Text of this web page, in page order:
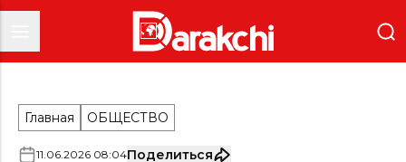
Главная ОБЩЕСТВО
11.06.2026 08:04Поделиться